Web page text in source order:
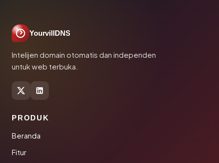
YourvillDNS
Intelijen domain otomatis dan independen
untuk web terbuka.
PRODUK
Beranda
Fitur